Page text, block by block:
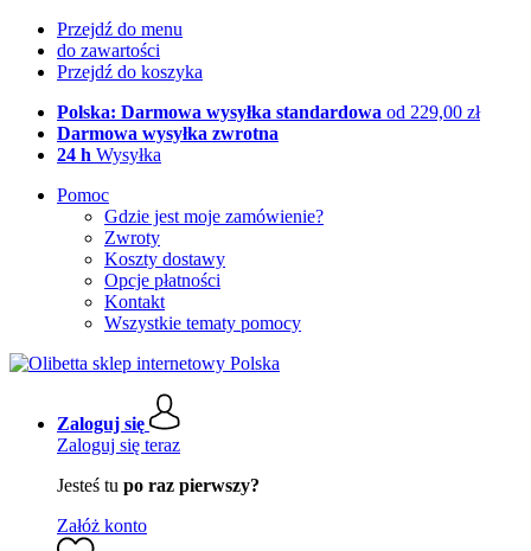
Przejdź do menu
do zawartości
Przejdź do koszyka
Polska: Darmowa wysyłka standardowa od 229,00 zł
Darmowa wysyłka zwrotna
24 h Wysyłka
Pomoc
Gdzie jest moje zamówienie?
Zwroty
Koszty dostawy
Opcje płatności
Kontakt
Wszystkie tematy pomocy
Zaloguj się
Zaloguj się teraz
Jesteś tu po raz pierwszy?
Załóż konto